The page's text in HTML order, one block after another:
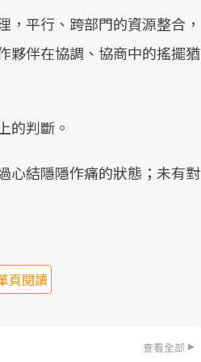
平行、跨部門的資源整合，
夥伴在協調、協商中的搖擺猶
的判斷。
心結隱隱作痛的狀態；未有對
頁閱讀
查看全部